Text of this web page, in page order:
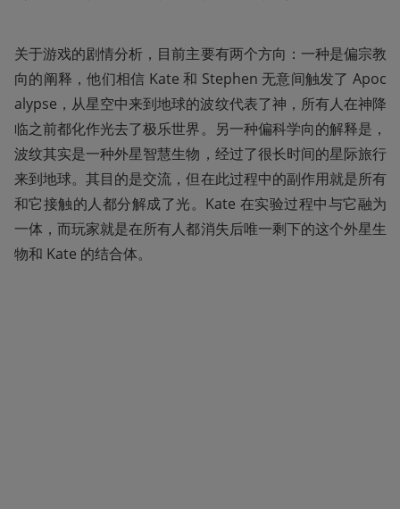
关于游戏的剧情分析，目前主要有两个方向：一种是偏宗教
向的阐释，他们相信 Kate 和 Stephen 无意间触发了 Apoc
alypse，从星空中来到地球的波纹代表了神，所有人在神降
临之前都化作光去了极乐世界。另一种偏科学向的解释是，
波纹其实是一种外星智慧生物，经过了很长时间的星际旅行
来到地球。其目的是交流，但在此过程中的副作用就是所有
和它接触的人都分解成了光。Kate 在实验过程中与它融为
一体，而玩家就是在所有人都消失后唯一剩下的这个外星生
物和 Kate 的结合体。